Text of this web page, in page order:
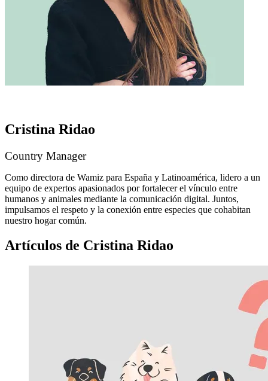
Cristina Ridao
Country Manager
Como directora de Wamiz para España y Latinoamérica, lidero a un
equipo de expertos apasionados por fortalecer el vínculo entre
humanos y animales mediante la comunicación digital. Juntos,
impulsamos el respeto y la conexión entre especies que cohabitan
nuestro hogar común.
Artículos de Cristina Ridao